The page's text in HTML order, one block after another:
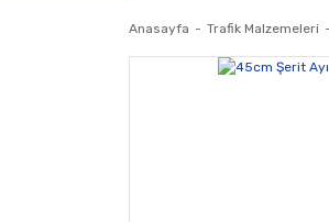
Anasayfa Trafik Malzemeleri